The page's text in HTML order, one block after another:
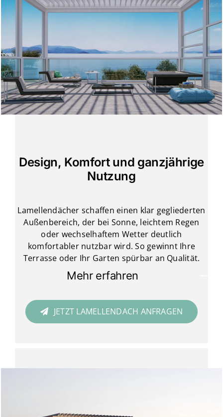
Design, Komfort und ganzjährige
Nutzung
Lamellendächer schaffen einen klar gegliederten
Außenbereich, der bei Sonne, leichtem Regen
oder wechselhaftem Wetter deutlich
komfortabler nutzbar wird. So gewinnt Ihre
Terrasse oder Ihr Garten spürbar an Qualität.
Mehr erfahren
JETZT LAMELLENDACH ANFRAGEN